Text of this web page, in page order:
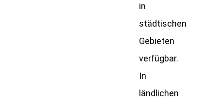
in
städtischen
Gebieten
verfügbar.
In
ländlichen